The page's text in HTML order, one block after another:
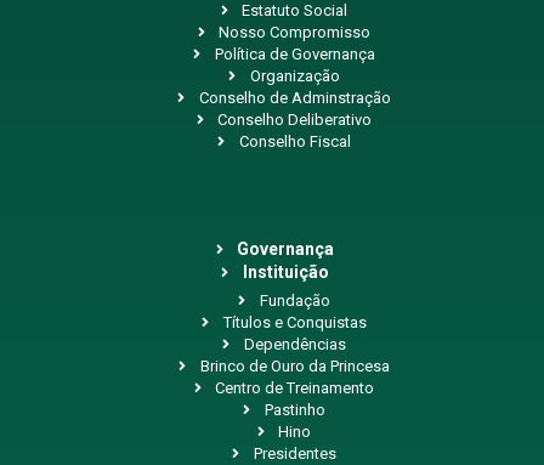
Estatuto Social
Nosso Compromisso
Política de Governança
Organização
Conselho de Adminstração
Conselho Deliberativo
Conselho Fiscal
Governança
Instituição
Fundação
Títulos e Conquistas
Dependências
Brinco de Ouro da Princesa
Centro de Treinamento
Pastinho
Hino
Presidentes